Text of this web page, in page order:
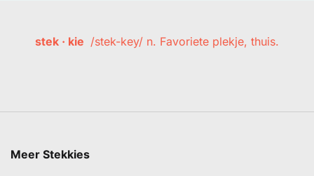
stek · kie /stek-key/ n. Favoriete plekje, thuis.
Meer Stekkies